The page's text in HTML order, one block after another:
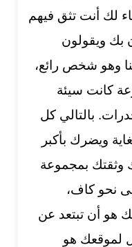
لك أنت تثق فيهم
بك ويقولون
وهو شخص رائع،
كانت سيئة
بالتالي كل
ويضرك بأكبر
بمجموعة
نحو كاف،
هو أن تبتعد عن
لموقعك هو